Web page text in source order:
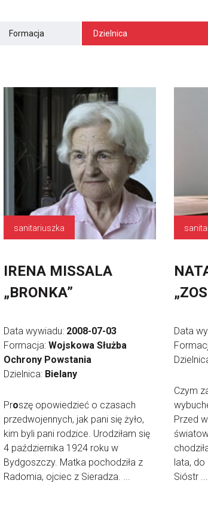
Formacja Dzielnica
sanitariuszka
IRENA MISSALA
„BRONKA”
Data wywiadu: 2008-07-03
Formacja: Wojskowa Służba
Ochrony Powstania
Dzielnica: Bielany
Proszę opowiedzieć o czasach
przedwojennych, jak pani się żyło,
kim byli pani rodzice. Urodziłam się
4 października 1924 roku w
Bydgoszczy. Matka pochodziła z
Radomia, ojciec z Sieradza. ...
Data
Czym
Przed
lata, do
Sióstr ...